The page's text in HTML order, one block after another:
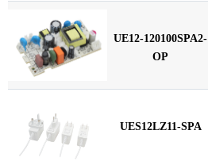
UE12-120100SPA2-
OP
UES12LZ11-SPA